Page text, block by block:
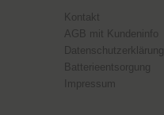
Kontakt
AGB mit Kundeninfo
Datenschutzerklärung
Batterieentsorgung
Impressum